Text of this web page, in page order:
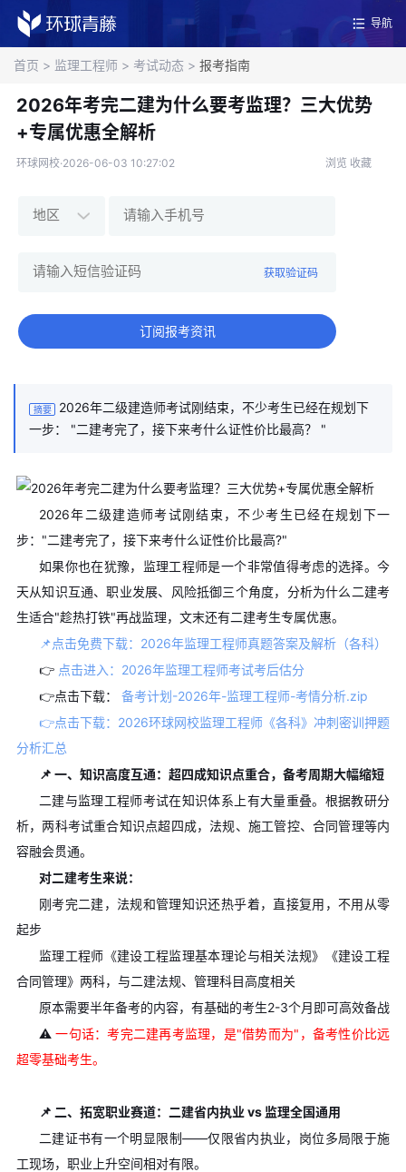
导航
首页 > 监理工程师 > 考试动态 > 报考指南
2026年考完二建为什么要考监理？三大优势
+专属优惠全解析
环球网校·2026-06-03 10:27:02 浏览 收藏
获取验证码
订阅报考资讯
摘要
2026年二级建造师考试刚结束，不少考生已经在规划下
一步： "二建考完了，接下来考什么证性价比最高？ "
2026年二级建造师考试刚结束，不少考生已经在规划下一
步："二建考完了，接下来考什么证性价比最高?"
如果你也在犹豫，监理工程师是一个非常值得考虑的选择。今
天从知识互通、职业发展、风险抵御三个角度，分析为什么二建考
生适合"趁热打铁"再战监理，文末还有二建考生专属优惠。
📌点击免费下载：2026年监理工程师真题答案及解析（各科）
👉点击进入：2026年监理工程师考试考后估分
👉点击下载：
备考计划-2026年-监理工程师-考情分析.zip
👉点击下载：2026环球网校监理工程师《各科》冲刺密训押题
分析汇总
📌 一、知识高度互通：超四成知识点重合，备考周期大幅缩短
二建与监理工程师考试在知识体系上有大量重叠。根据教研分
析，两科考试重合知识点超四成，法规、施工管控、合同管理等内
容融会贯通。
对二建考生来说：
刚考完二建，法规和管理知识还热乎着，直接复用，不用从零
起步
监理工程师《建设工程监理基本理论与相关法规》《建设工程
合同管理》两科，与二建法规、管理科目高度相关
原本需要半年备考的内容，有基础的考生2-3个月即可高效备战
⚠️ 一句话：考完二建再考监理，是"借势而为"，备考性价比远
超零基础考生。
📌 二、拓宽职业赛道：二建省内执业 vs 监理全国通用
二建证书有一个明显限制——仅限省内执业，岗位多局限于施
工现场，职业上升空间相对有限。